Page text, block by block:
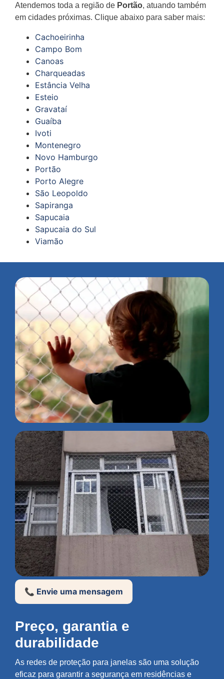
Atendemos toda a região de Portão, atuando também
em cidades próximas. Clique abaixo para saber mais:
Cachoeirinha
Campo Bom
Canoas
Charqueadas
Estância Velha
Esteio
Gravataí
Guaíba
Ivoti
Montenegro
Novo Hamburgo
Portão
Porto Alegre
São Leopoldo
Sapiranga
Sapucaia
Sapucaia do Sul
Viamão
📞 Envie uma mensagem
Preço, garantia e
durabilidade
As redes de proteção para janelas são uma solução
eficaz para garantir a segurança em residências e